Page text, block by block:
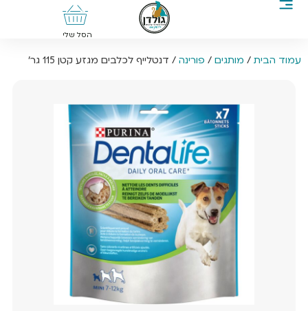
הסל שלי
עמוד הבית / מותגים / פורינה / דנטלייף לכלבים מגזע קטן 115 גר’